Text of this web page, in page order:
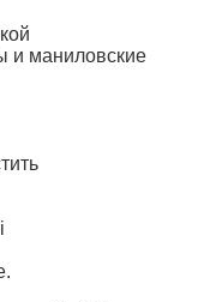
и маниловские